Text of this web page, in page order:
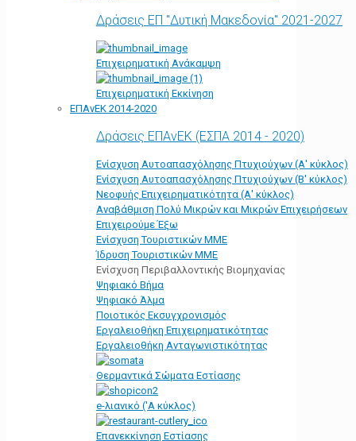
Δράσεις ΕΠ "Δυτική Μακεδονία" 2021-2027
Επιχειρηματική Ανάκαμψη
Επιχειρηματική Εκκίνηση
ΕΠΑνΕΚ 2014-2020
Δράσεις ΕΠΑνΕΚ (ΕΣΠΑ 2014 - 2020)
Ενίσχυση Αυτοαπασχόλησης Πτυχιούχων (Α' κύκλος)
Ενίσχυση Αυτοαπασχόλησης Πτυχιούχων (Β' κύκλος)
Νεοφυής Επιχειρηματικότητα (Α' κύκλος)
Αναβάθμιση Πολύ Μικρών και Μικρών Επιχειρήσεων
Επιχειρούμε Έξω
Ενίσχυση Τουριστικών ΜΜΕ
Ίδρυση Τουριστικών ΜΜΕ
Ενίσχυση Περιβαλλοντικής Βιομηχανίας
Ψηφιακό Βήμα
Ψηφιακό Άλμα
Ποιοτικός Εκσυγχρονισμός
Εργαλειοθήκη Eπιχειρηματικότητας
Εργαλειοθήκη Ανταγωνιστικότητας
Θερμαντικά Σώματα Εστίασης
e-λιανικό ('Α κύκλος)
Επανεκκίνηση Εστίασης